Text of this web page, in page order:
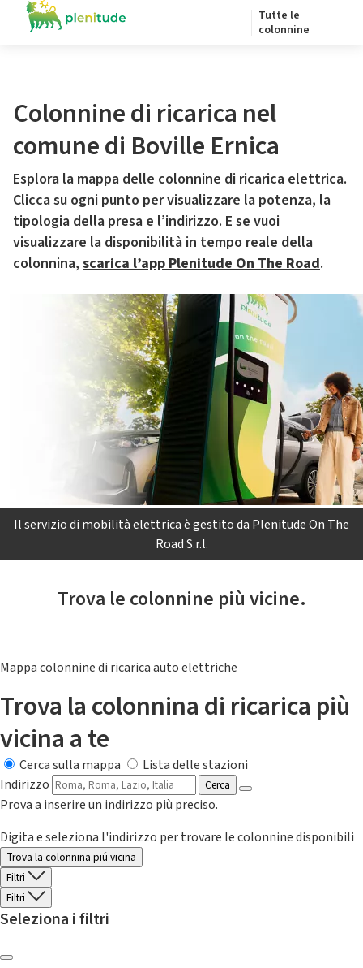
Tutte le
colonnine
Colonnine di ricarica nel
comune di Boville Ernica
Esplora la mappa delle colonnine di ricarica elettrica.
Clicca su ogni punto per visualizzare la potenza, la
tipologia della presa e l’indirizzo. E se vuoi
visualizzare la disponibilità in tempo reale della
colonnina, scarica l’app Plenitude On The Road.
Il servizio di mobilità elettrica è gestito da Plenitude On The
Road S.r.l.
Trova le colonnine più vicine.
Mappa colonnine di ricarica auto elettriche
Trova la colonnina di ricarica più
vicina a te
Cerca sulla mappa
Lista delle stazioni
Indirizzo
Cerca
Prova a inserire un indirizzo più preciso.
Digita e seleziona l'indirizzo per trovare le colonnine disponibili
Trova la colonnina piú vicina
Filtri
Filtri
Seleziona i filtri